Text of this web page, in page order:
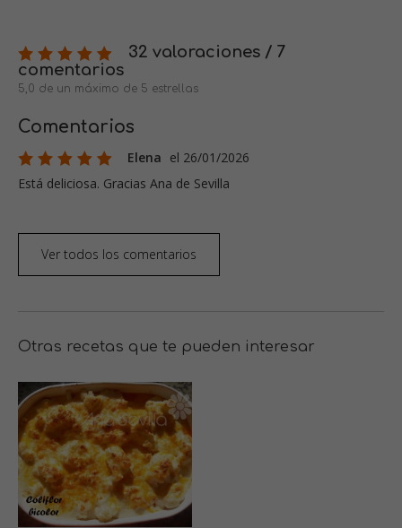
32 valoraciones / 7
comentarios
5,0 de un máximo de 5 estrellas
Comentarios
Elena el 26/01/2026
Está deliciosa. Gracias Ana de Sevilla
Ver todos los comentarios
Otras recetas que te pueden interesar